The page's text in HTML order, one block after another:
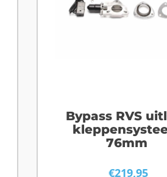
Bypass RVS
76mm
€219,95